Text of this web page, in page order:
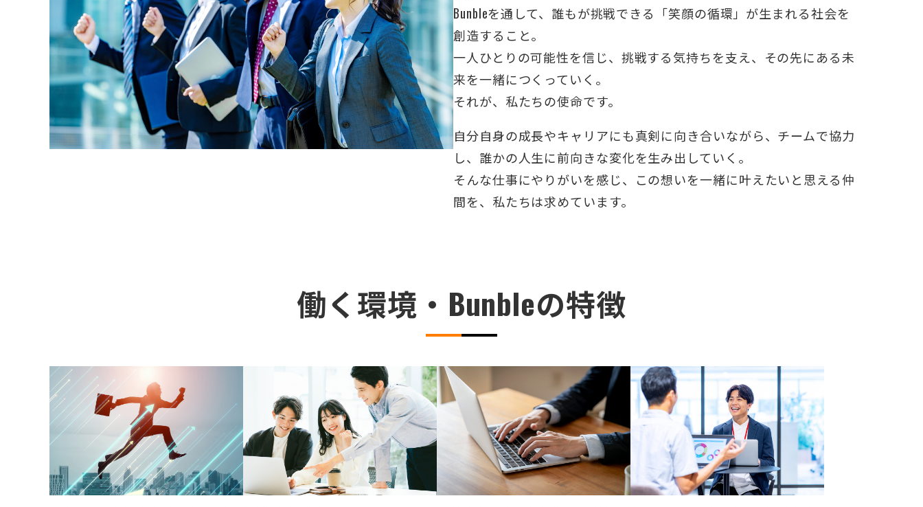
Bunbleを通して、誰もが挑戦できる「笑顔の循環」が生まれる社会を
創造すること。
一人ひとりの可能性を信じ、挑戦する気持ちを支え、その先にある未
来を一緒につくっていく。
それが、私たちの使命です。
自分自身の成長やキャリアにも真剣に向き合いながら、チームで協力
し、誰かの人生に前向きな変化を生み出していく。
そんな仕事にやりがいを感じ、この想いを一緒に叶えたいと思える仲
間を、私たちは求めています。
働く環境・Bunbleの特徴